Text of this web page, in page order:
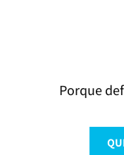
Porque